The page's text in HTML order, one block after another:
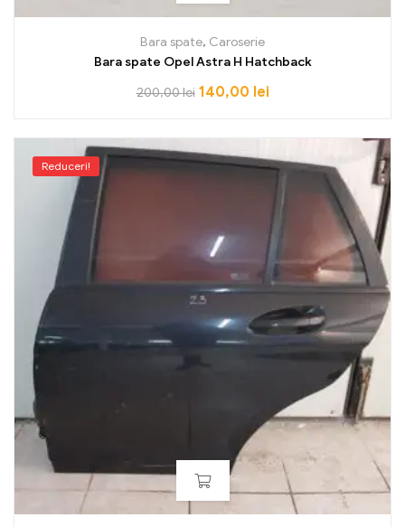
Bara spate, Caroserie
Bara spate Opel Astra H Hatchback
200,00lei 140,00 lei
Reduceri!